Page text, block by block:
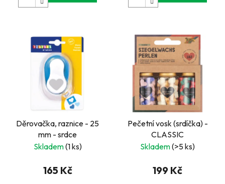
Děrovačka, raznice - 25
mm - srdce
Skladem(1 ks)
165 Kč
Pečetní vosk (srdíčka) -
CLASSIC
Skladem(>5 ks)
199 Kč